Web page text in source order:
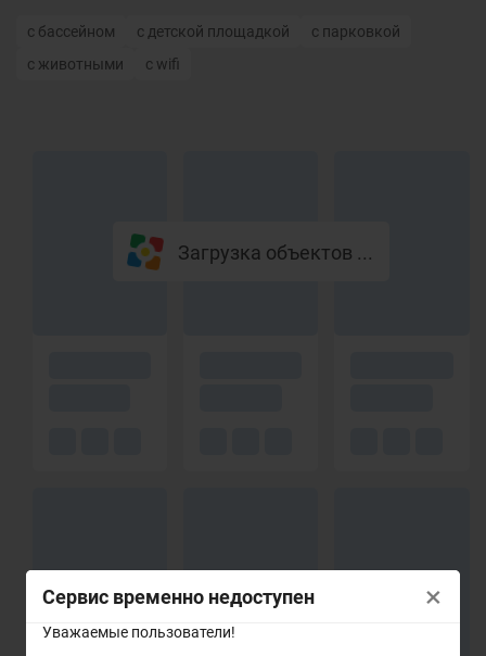
Сервис временно недоступен
Уважаемые пользователи!
×
с бассейном с детской площадкой
с парковкой
с животными
с wifi
Загрузка объектов ...